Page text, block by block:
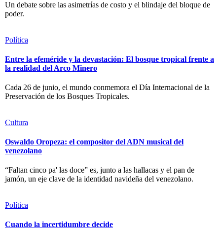
Un debate sobre las asimetrías de costo y el blindaje del bloque de
poder.
Política
Entre la efeméride y la devastación: El bosque tropical frente a
la realidad del Arco Minero
Cada 26 de junio, el mundo conmemora el Día Internacional de la
Preservación de los Bosques Tropicales.
Cultura
Oswaldo Oropeza: el compositor del ADN musical del
venezolano
“Faltan cinco pa' las doce” es, junto a las hallacas y el pan de
jamón, un eje clave de la identidad navideña del venezolano.
Política
Cuando la incertidumbre decide